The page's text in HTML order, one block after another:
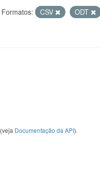
Formatos: CSV ODT
(veja Documentação da API).